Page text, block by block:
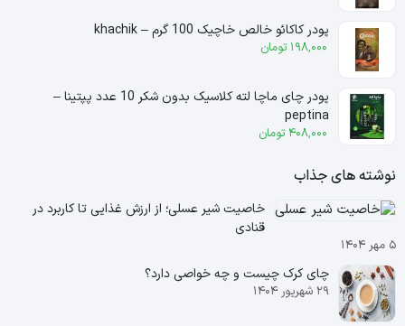
پودر کاکائو خالص خاچیک 100 گرم – khachik
198,000 تومان
پودر چای ماچا لته کلاسیک بدون شکر 10 عدد پپتینا –
peptina
408,000 تومان
نوشته های جذاب
خاصیت شیر عسلی؛ از ارزش غذایی تا کاربرد در
قنادی
۵ مهر ۱۴۰۴
چای کرک چیست و چه خواصی دارد؟
۲۹ شهریور ۱۴۰۴